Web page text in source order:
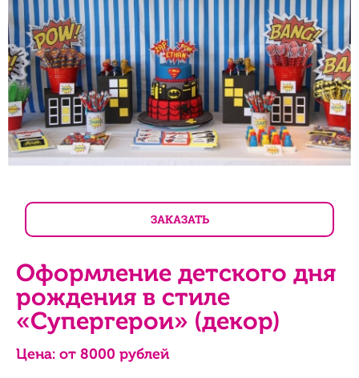
ЗАКАЗАТЬ
Оформление детского дня
рождения в стиле
«Супергерои» (декор)
Цена: от 8000 рублей